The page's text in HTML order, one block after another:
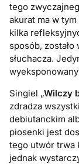
tego
akurat ma w
kilka
sposób,
słuchacza.
Singiel „Wilczy
zdradza
debiutanckim
piosenki jest
tego utwór trwa
jednak